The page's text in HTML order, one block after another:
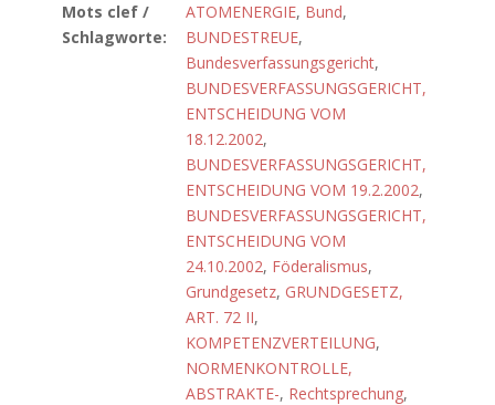
Mots clef /
Schlagworte:
ATOMENERGIE, Bund,
BUNDESTREUE,
Bundesverfassungsgericht,
BUNDESVERFASSUNGSGERICHT,
ENTSCHEIDUNG VOM
18.12.2002,
BUNDESVERFASSUNGSGERICHT,
ENTSCHEIDUNG VOM 19.2.2002,
BUNDESVERFASSUNGSGERICHT,
ENTSCHEIDUNG VOM
24.10.2002, Föderalismus,
Grundgesetz, GRUNDGESETZ,
ART. 72 II,
KOMPETENZVERTEILUNG,
NORMENKONTROLLE,
ABSTRAKTE-, Rechtsprechung,